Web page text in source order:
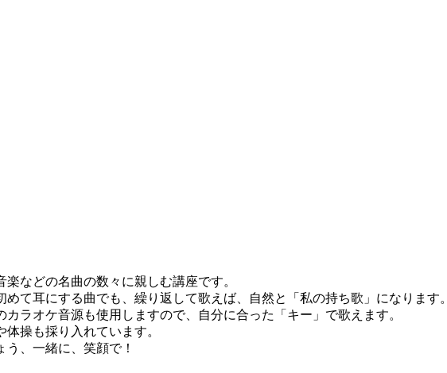
などの名曲の数々に親しむ講座です。
て耳にする曲でも、繰り返して歌えば、自然と「私の持ち歌」になります。
ラオケ音源も使用しますので、自分に合った「キー」で歌えます。
操も採り入れています。
、一緒に、笑顔で！